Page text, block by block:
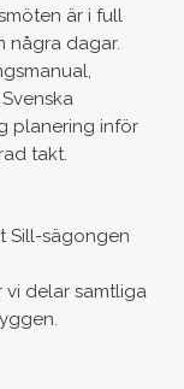
är i full
några dagar.
planering inför
takt.
Sill-sägongen
vi delar samtliga